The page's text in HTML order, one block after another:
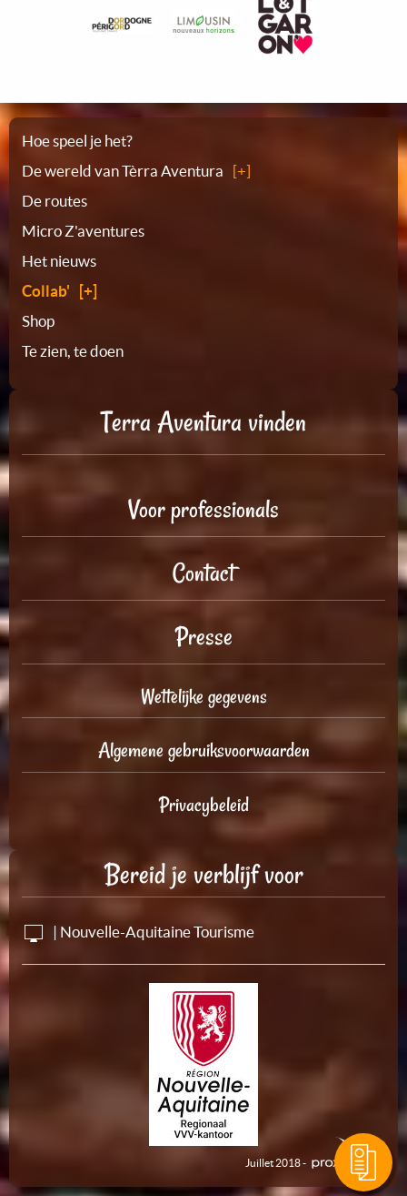
Plattegrond
Hoe speel je het?
De wereld van Tèrra Aventura
De routes
Micro Z'aventures
Het nieuws
Collab'
Shop
Te zien, te doen
Terra Aventura vinden
Voor professionals
Contact
Presse
Wettelijke gegevens
Algemene gebruiksvoorwaarden
Privacybeleid
Bereid je verblijf voor
| Nouvelle-Aquitaine Tourisme
Juillet 2018 -